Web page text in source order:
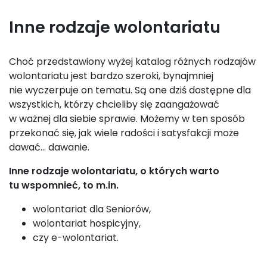
Inne rodzaje wolontariatu
Choć przedstawiony wyżej katalog różnych rodzajów
wolontariatu jest bardzo szeroki, bynajmniej
nie wyczerpuje on tematu. Są one dziś dostępne dla
wszystkich, którzy chcieliby się zaangażować
w ważnej dla siebie sprawie. Możemy w ten sposób
przekonać się, jak wiele radości i satysfakcji może
dawać… dawanie.
Inne rodzaje wolontariatu, o których warto
tu wspomnieć, to m.in.
wolontariat dla Seniorów,
wolontariat hospicyjny,
czy e-wolontariat.